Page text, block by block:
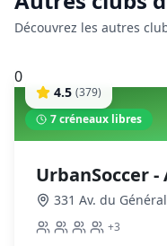
Découvrez les autres
0
4.5 (379)
7créneaux libres
UrbanSoccer -
331 Av. du
+3